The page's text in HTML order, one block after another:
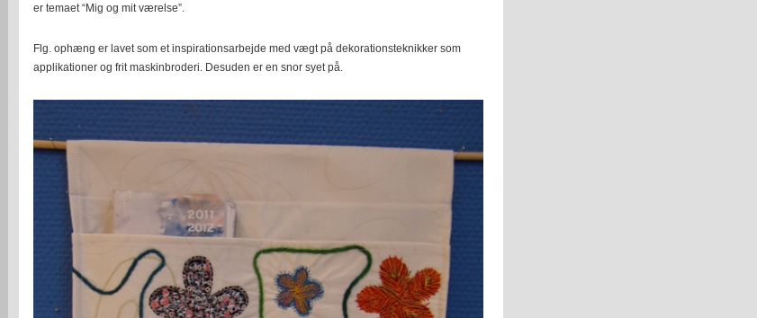
lommer
er temaet “Mig og mit værelse”.
Flg. ophæng er lavet som et inspirationsarbejde med vægt på dekorationsteknikker som
applikationer og frit maskinbroderi. Desuden er en snor syet på.